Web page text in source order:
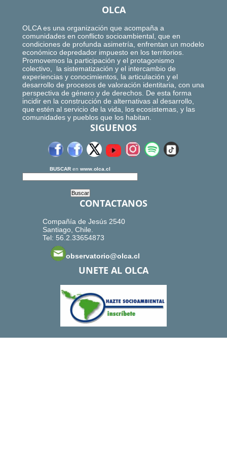
OLCA
OLCA es una organización que acompaña a
comunidades en conflicto socioambiental, que en
condiciones de profunda asimetría, enfrentan un modelo
económico depredador impuesto en los territorios.
Promovemos la participación y el protagonismo
colectivo, la sistematización y el intercambio de
experiencias y conocimientos, la articulación y el
desarrollo de procesos de valoración identitaria, con una
perspectiva de género y de derechos. De esta forma
incidir en la construcción de alternativas al desarrollo,
que estén al servicio de la vida, los ecosistemas, y las
comunidades y pueblos que los habitan.
SIGUENOS
BUSCAR en www.olca.cl
CONTACTANOS
Compañía de Jesús 2540
Santiago, Chile.
Tel: 56.2.33654873
observatorio@olca.cl
UNETE AL OLCA